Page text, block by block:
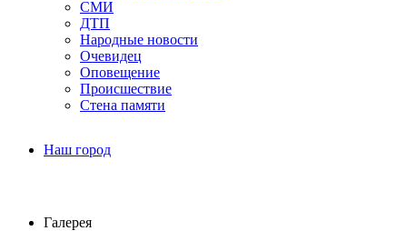
СМИ
ДТП
Народные новости
Очевидец
Оповещение
Происшествие
Стена памяти
Наш город
Галерея